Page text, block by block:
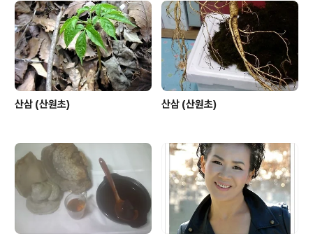
산삼 (산원초) 산삼 (산원초)